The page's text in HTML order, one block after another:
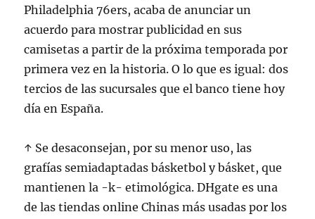
Philadelphia 76ers, acaba de anunciar un
acuerdo para mostrar publicidad en sus
camisetas a partir de la próxima temporada por
primera vez en la historia. O lo que es igual: dos
tercios de las sucursales que el banco tiene hoy
día en España.
↑ Se desaconsejan, por su menor uso, las
grafías semiadaptadas básketbol y básket, que
mantienen la -k- etimológica. DHgate es una
de las tiendas online Chinas más usadas por los